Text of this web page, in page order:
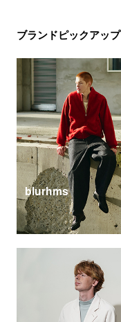
ブランドピックアップ
blurhms